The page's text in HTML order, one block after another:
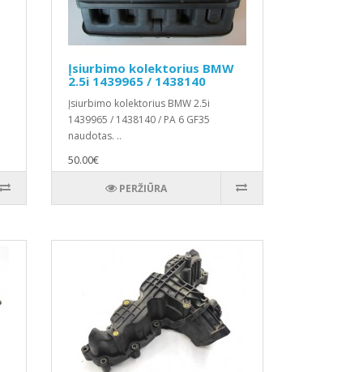
Įsiurbimo kolektorius BMW
2.5i 1439965 / 1438140
Įsiurbimo kolektorius BMW 2.5i
1439965 / 1438140 / PA 6 GF35
naudotas. ..
50.00€
PERŽIŪRA